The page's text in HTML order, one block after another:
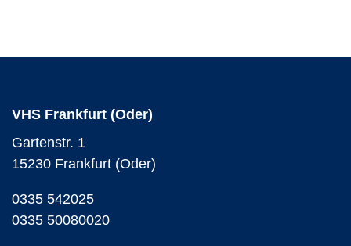
VHS Frankfurt (Oder)
Gartenstr. 1
15230 Frankfurt (Oder)
0335 542025
0335 50080020